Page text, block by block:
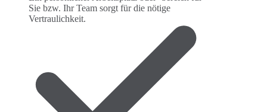
Sie bzw. Ihr Team sorgt für die nötige
Vertraulichkeit.